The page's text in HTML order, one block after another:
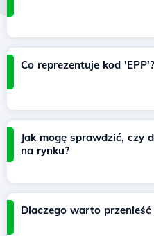
Co reprezentuje kod 'EPP'?
Jak mogę sprawdzić, czy
na rynku?
Dlaczego warto